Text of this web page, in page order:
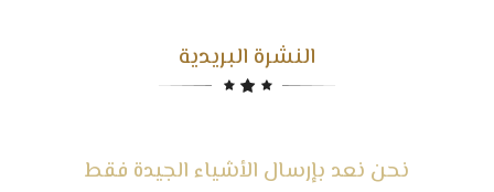
النشرة البريدية
نحن نعد بإرسال الأشياء الجيدة فقط